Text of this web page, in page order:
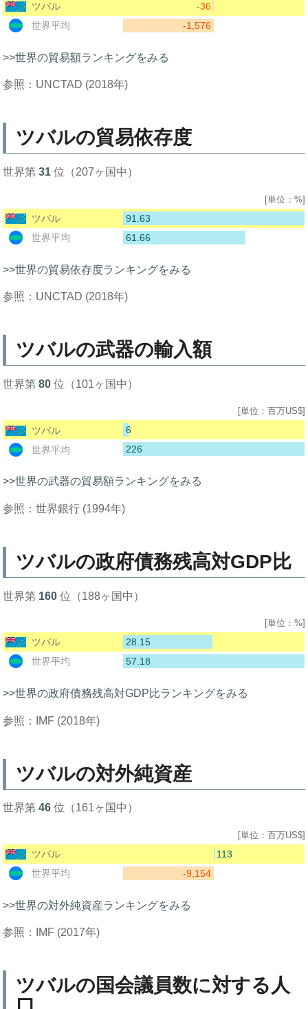
ツバル
-36
世界平均
-1,576
>>世界の貿易額ランキングをみる
参照：UNCTAD (2018年)
ツバルの貿易依存度
世界第31 位（207ヶ国中）
[単位：%]
ツバル
91.63
世界平均
61.66
>>世界の貿易依存度ランキングをみる
参照：UNCTAD (2018年)
ツバルの武器の輸入額
世界第80 位（101ヶ国中）
[単位：百万US$]
ツバル
6
世界平均
226
>>世界の武器の貿易額ランキングをみる
参照：世界銀行 (1994年)
ツバルの政府債務残高対GDP比
世界第 160 位（188ヶ国中）
[単位：%]
ツバル
28.15
世界平均
57.18
>>世界の政府債務残高対GDP比ランキングをみる
参照：IMF (2018年)
ツバルの対外純資産
世界第46 位（161ヶ国中）
[単位：百万US$]
ツバル
113
世界平均
-9,154
>>世界の対外純資産ランキングをみる
参照：IMF (2017年)
ツバルの国会議員数に対する人